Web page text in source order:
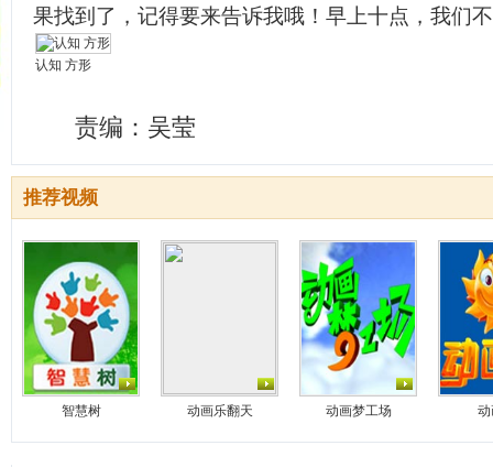
果找到了，记得要来告诉我哦！早上十点，我们
认知 方形
责编：吴莹
推荐视频
智慧树 动画乐翻天 动画梦工场 动